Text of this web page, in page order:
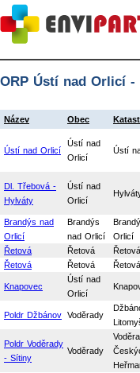
ORP Ústí nad Orlicí
Název Obec
Ústí nad Orlicí
Ústí nad
Orlicí
Ústí
Dl. Třebová -
Hylváty
Ústí nad
Orlicí
Brandýs nad
Orlicí
Brandýs
nad Orlicí
Orlicí
Řetová Řetová Řetová
Řetová
Řetová Řetová
Knapovec
Ústí nad
Orlicí
Poldr Džbánov Voděrady
Poldr Voděrady
- Sítiny
Voděrady